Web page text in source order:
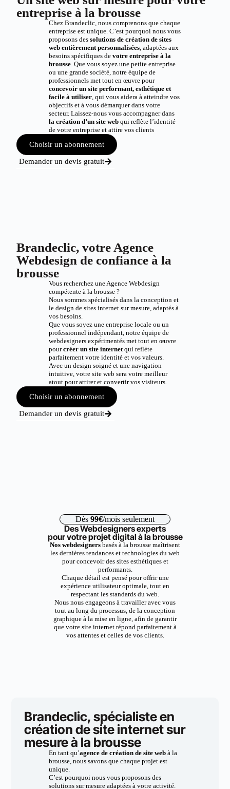
entreprise à la brousse
Chez Brandeclic, nous comprenons que chaque
entreprise est unique. C’est pourquoi nous vous
proposons des solutions de création de sites
web entièrement personnalisées, adaptées aux
besoins spécifiques de votre entreprise à la
brousse. Que vous soyez une petite entreprise
ou une grande société, notre équipe de
professionnels met tout en œuvre pour
concevoir un site performant, esthétique et
facile à utiliser, qui vous aidera à atteindre vos
objectifs et à vous démarquer dans votre
secteur. Laissez-nous vous accompagner dans
la création d’un site webqui reflète l’identité
de votre entreprise et attire vos clients
Choisir un abonnement
Demander un devis gratuit
Brandeclic, votre Agence
Webdesign de confiance à la
brousse
Vous recherchez une Agence Webdesign
compétente à la brousse ?
Nous sommes spécialisés dans la conception et
le design de sites internet sur mesure, adaptés à
vos besoins.
Que vous soyez une entreprise locale ou un
professionnel indépendant, notre équipe de
webdesigners expérimentés met tout en œuvre
pourcréer un site internetqui reflète
parfaitement votre identité et vos valeurs.
Avec un design soigné et une navigation
intuitive, votre site web sera votre meilleur
atout pour attirer et convertir vos visiteurs.
Choisir un abonnement
Demander un devis gratuit
Dès 99€/mois seulement
Des Webdesigners experts
pour votre projet digital à la brousse
Nos webdesigners basés à la brousse maîtrisent
les dernières tendances et technologies du web
pour concevoir des sites esthétiques et
performants.
Chaque détail est pensé pour offrir une
expérience utilisateur optimale, tout en
respectant les standards du web.
Nous nous engageons à travailler avec vous
tout au long du processus, de la conception
graphique à la mise en ligne, afin de garantir
que votre site internet répond parfaitement à
vos attentes et celles de vos clients.
Brandeclic, spécialiste en
création de site internet sur
mesure à la brousse
En tant qu’agence de création de site webà la
brousse, nous savons que chaque projet est
unique.
C’est pourquoi nous vous proposons des
solutions sur mesure adaptées à votre activité.